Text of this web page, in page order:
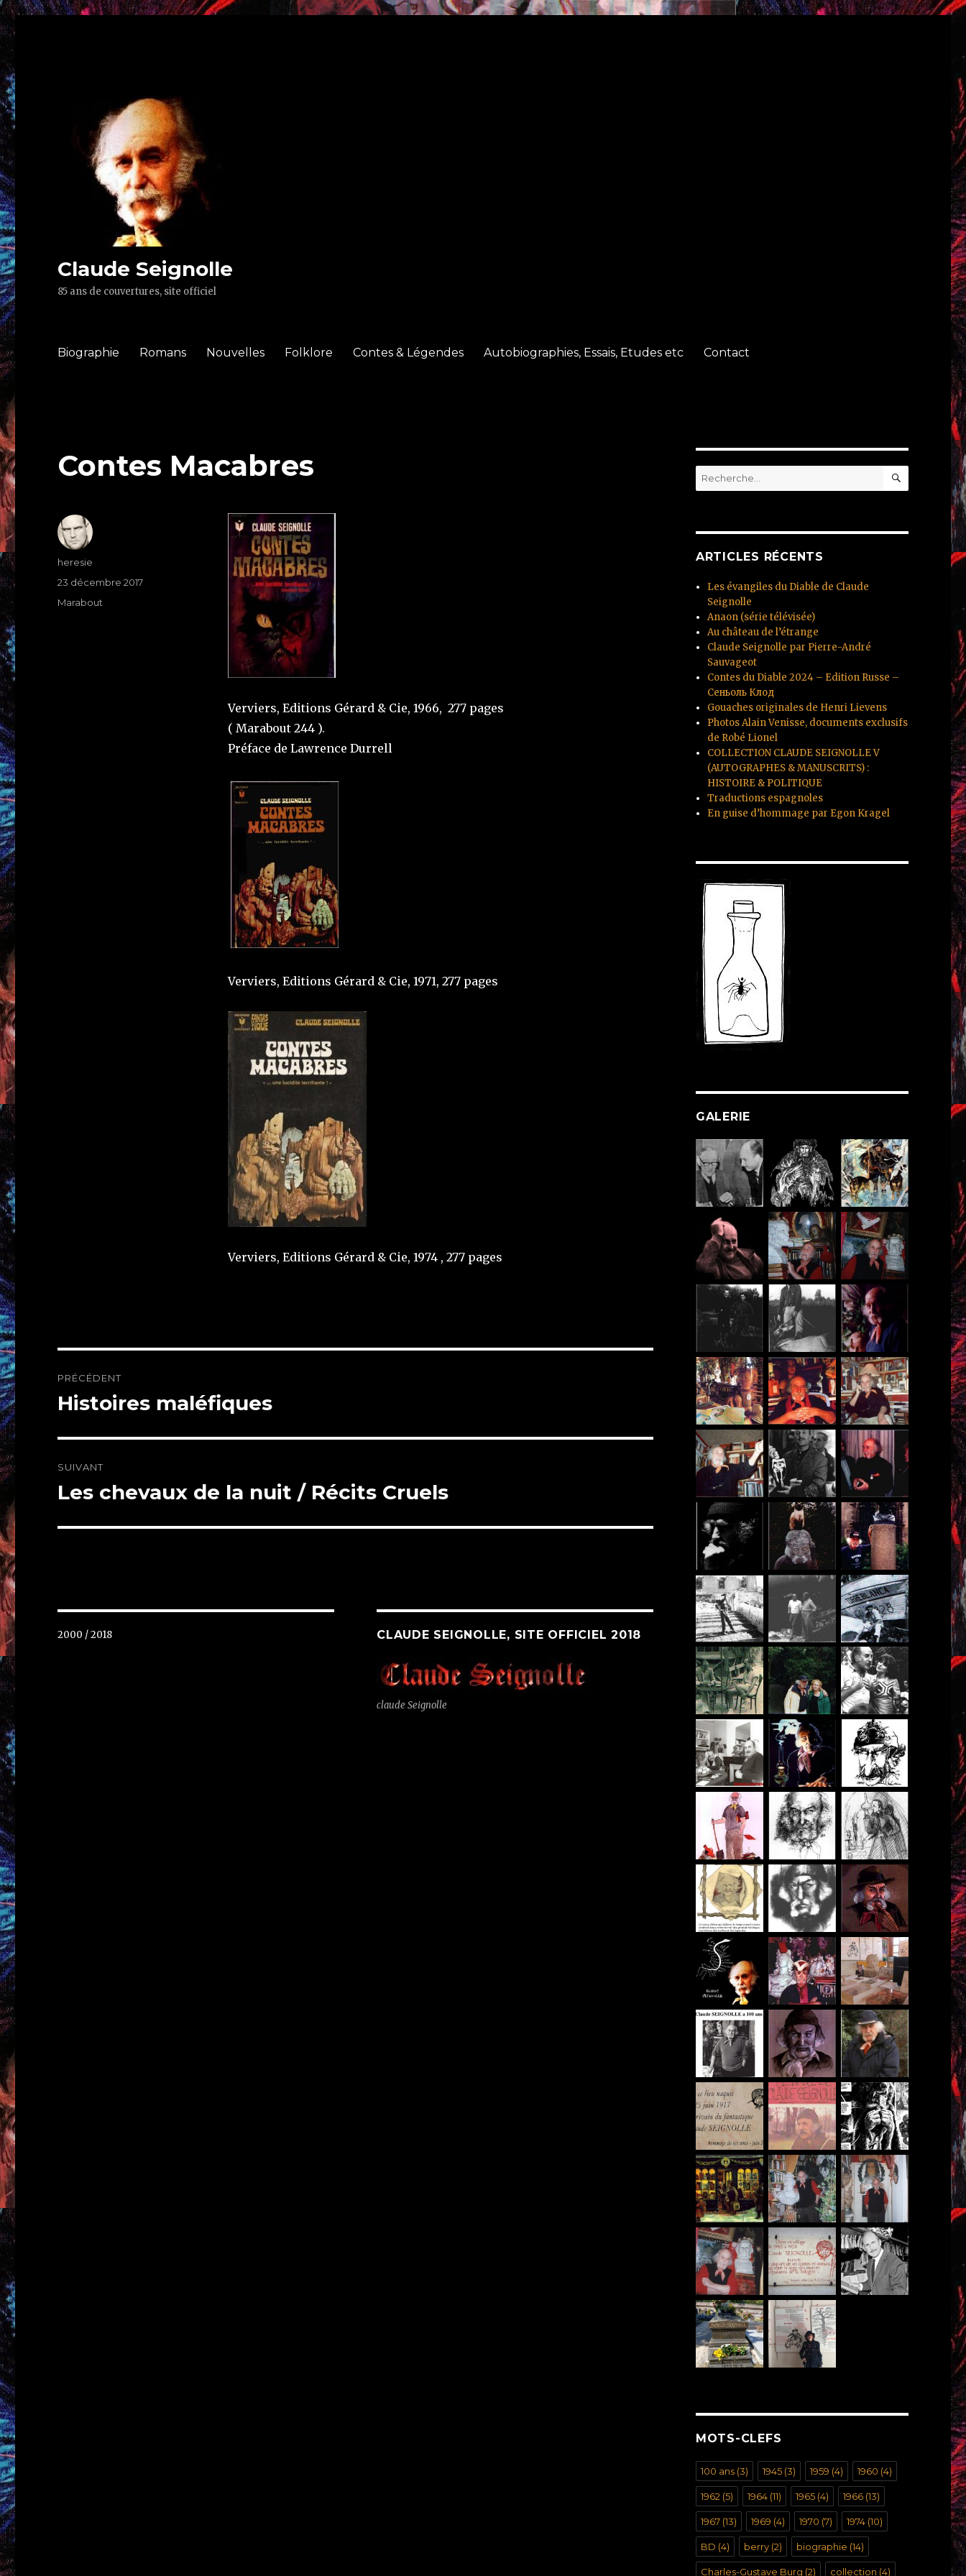
Claude Seignolle
85 ans de couvertures, site officiel
Biographie Romans Nouvelles Folklore Contes & Légendes Autobiographies, Essais, Etudes etc Contact
Contes Macabres
Verviers, Editions Gérard & Cie, 1966, 277 pages
( Marabout 244 ).
Préface de Lawrence Durrell
Verviers, Editions Gérard & Cie, 1971, 277 pages
Verviers, Editions Gérard & Cie, 1974 , 277 pages
Auteur
heresie
Publié
le
23 décembre 2017
Étiquettes
Marabout
de
PRÉCÉDENT
Article
Histoires maléfiques
SUIVANT
Article
Les chevaux de la nuit / Récits Cruels
2000 / 2018 CLAUDE SEIGNOLLE, SITE OFFICIEL 2018
claude Seignolle
Recherche
pour
ARTICLES RÉCENTS
Les évangiles du Diable de Claude
Seignolle
Anaon (série télévisée)
Au château de l’étrange
Claude Seignolle par Pierre-André
Sauvageot
Contes du Diable 2024 – Edition Russe –
Сеньоль Клод
Gouaches originales de Henri Lievens
Photos Alain Venisse, documents exclusifs
de Robé Lionel
COLLECTION CLAUDE SEIGNOLLE V
(AUTOGRAPHES & MANUSCRITS) :
HISTOIRE & POLITIQUE
Traductions espagnoles
En guise d’hommage par Egon Kragel
GALERIE
MOTS-CLEFS
100 ans(3) 1945(3) 1959 (4) 1960 (4)
1962 (5) 1964(11) 1965(4) 1966(13)
1967(13) 1969 (4) 1970 (7) 1974(10)
BD (4) berry(2) biographie (14)
Charles-Gustave Burg (2) collection (4)